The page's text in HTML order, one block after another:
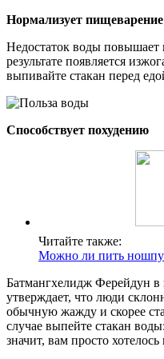
Нормализует пищеварение
Недостаток воды повышает
результате появляется
выпивайте стакан перед
Способствует похудению
Читайте также:
Можно ли пить ношпу
Батмангхелидж Ферейдун
утверждает, что люди
обычную жажду и скорее
случае выпейте стакан
значит, вам просто хотелось